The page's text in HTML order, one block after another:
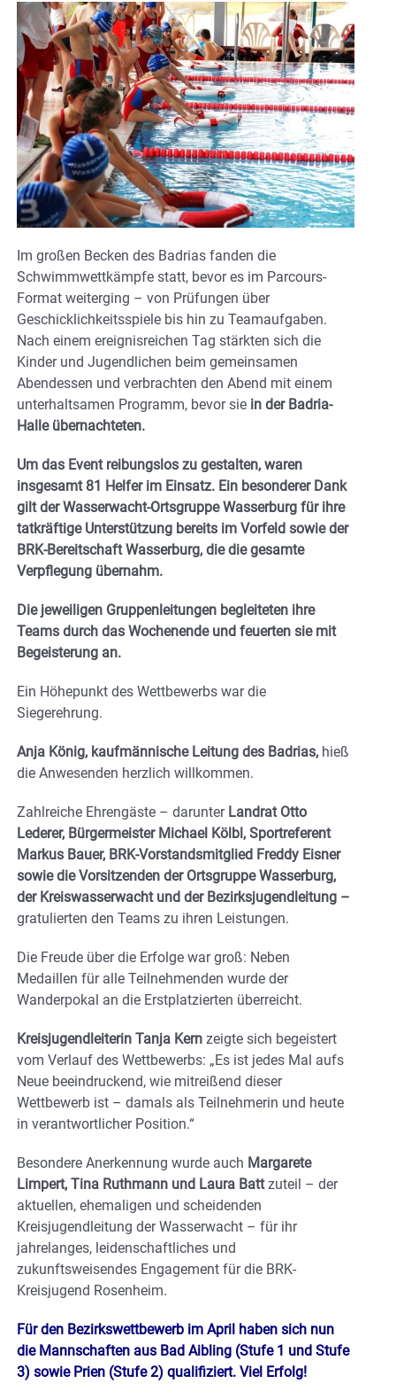
Im großen Becken des Badrias fanden die
Schwimmwettkämpfe statt, bevor es im Parcours-
Format weiterging – von Prüfungen über
Geschicklichkeitsspiele bis hin zu Teamaufgaben.
Nach einem ereignisreichen Tag stärkten sich die
Kinder und Jugendlichen beim gemeinsamen
Abendessen und verbrachten den Abend mit einem
unterhaltsamen Programm, bevor sie in der Badria-
Halle übernachteten.
Um das Event reibungslos zu gestalten, waren
insgesamt 81 Helfer im Einsatz. Ein besonderer Dank
gilt der Wasserwacht-Ortsgruppe Wasserburg für ihre
tatkräftige Unterstützung bereits im Vorfeld sowie der
BRK-Bereitschaft Wasserburg, die die gesamte
Verpflegung übernahm.
Die jeweiligen Gruppenleitungen begleiteten ihre
Teams durch das Wochenende und feuerten sie mit
Begeisterung an.
Ein Höhepunkt des Wettbewerbs war die
Siegerehrung.
Anja König, kaufmännische Leitung des Badrias, hieß
die Anwesenden herzlich willkommen.
Zahlreiche Ehrengäste – darunter Landrat Otto
Lederer, Bürgermeister Michael Kölbl, Sportreferent
Markus Bauer, BRK-Vorstandsmitglied Freddy Eisner
sowie die Vorsitzenden der Ortsgruppe Wasserburg,
der Kreiswasserwacht und der Bezirksjugendleitung –
gratulierten den Teams zu ihren Leistungen.
Die Freude über die Erfolge war groß: Neben
Medaillen für alle Teilnehmenden wurde der
Wanderpokal an die Erstplatzierten überreicht.
Kreisjugendleiterin Tanja Kern zeigte sich begeistert
vom Verlauf des Wettbewerbs: „Es ist jedes Mal aufs
Neue beeindruckend, wie mitreißend dieser
Wettbewerb ist – damals als Teilnehmerin und heute
in verantwortlicher Position.“
Besondere Anerkennung wurde auch Margarete
Limpert, Tina Ruthmann und Laura Battzuteil – der
aktuellen, ehemaligen und scheidenden
Kreisjugendleitung der Wasserwacht – für ihr
jahrelanges, leidenschaftliches und
zukunftsweisendes Engagement für die BRK-
Kreisjugend Rosenheim.
Für den Bezirkswettbewerb im April haben sich nun
die Mannschaften aus Bad Aibling (Stufe 1 und Stufe
3) sowie Prien (Stufe 2) qualifiziert. Viel Erfolg!